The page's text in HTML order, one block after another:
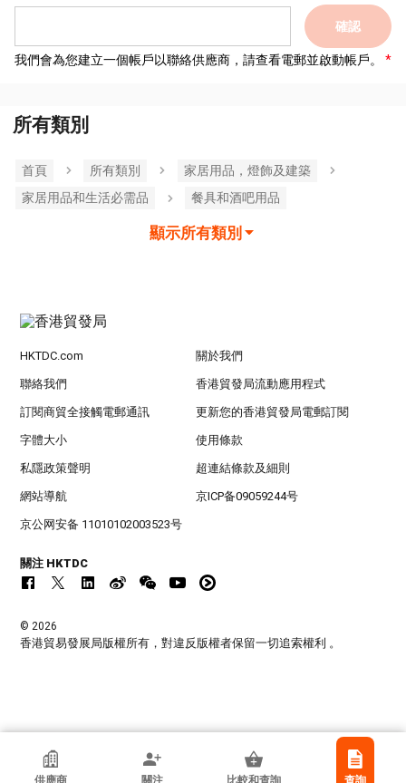
確認
我們會為您建立一個帳戶以聯絡供應商，請查看電郵並啟動帳戶。
所有類別
首頁 所有類別
家居用品，燈飾及建築
家居用品和生活必需品
餐具和酒吧用品
顯示所有類別
香港貿發局參展商
供應商 關注 比較和查詢 查詢
HKTDC.com 關於我們
聯絡我們 香港貿發局流動應用程式
訂閱商貿全接觸電郵通訊 更新您的香港貿發局電郵訂閱
字體大小 使用條款
私隱政策聲明 超連結條款及細則
網站導航 京ICP备09059244号
京公网安备 11010102003523号
關注 HKTDC
© 2026
香港貿易發展局版權所有，對違反版權者保留一切追索權利 。